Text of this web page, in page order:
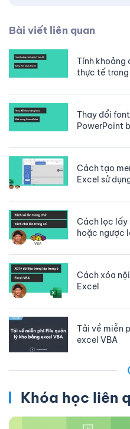
Bài viết liên quan
Tính khoảng
thực tế trong
Thay đổi
PowerPoint
Cách tạo
Excel sử
Cách lọc lấy
hoặc ngược
Cách xóa
Excel
Tải về miễn
excel VBA
Khóa học liên